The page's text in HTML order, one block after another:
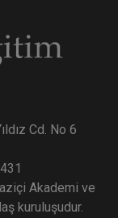
Cd. No 6
Akademi ve
kuruluşudur.